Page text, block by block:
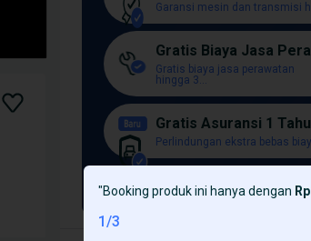
Garansi mesin dan transmisi
Gratis Biaya Jasa
Gratis biaya jasa perawatan
hingga 3...
Gratis Asuransi 1
Perlindungan ekstra bebas
"Booking produk ini hanya dengan
1/3